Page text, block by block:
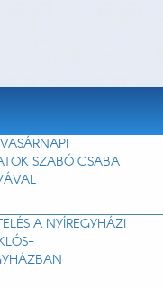
SZABÓ CSABA
A NYÍREGYHÁZI